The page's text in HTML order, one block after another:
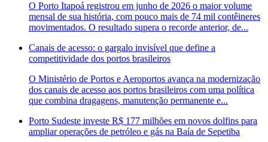
O Porto Itapoá registrou em junho de 2026 o maior volume
mensal de sua história, com pouco mais de 74 mil contêineres
movimentados. O resultado supera o recorde anterior, de...
Canais de acesso: o gargalo invisível que define a
competitividade dos portos brasileiros
O Ministério de Portos e Aeroportos avança na modernização
dos canais de acesso aos portos brasileiros com uma política
que combina dragagens, manutenção permanente e...
Porto Sudeste investe R$ 177 milhões em novos dolfins para
ampliar operações de petróleo e gás na Baía de Sepetiba